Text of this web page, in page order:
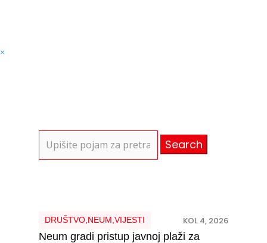
×
for:
DRUŠTVO, NEUM VIJESTI KOL 4, 2026
Neum gradi pristup javnoj plaži za